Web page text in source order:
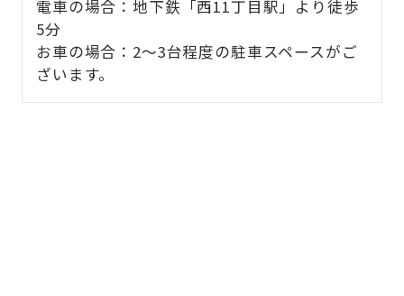
電車の場合：地下鉄「西11丁目駅」より徒歩
5分
お車の場合：2～3台程度の駐車スペースがご
ざいます。